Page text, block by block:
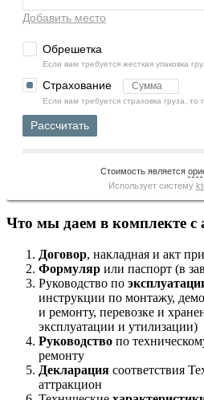
Добавить место
Обрешетка
Если вам требуется жесткая упаковка
Страхование
Если вам требуется страховка груза, то
Рассчитать
Стоимость является
Использует систему
Что мы даем в комплекте с
Договор, накладная и акт
Формуляр или паспорт (в
Руководство по
инструкции по монтажу,
и ремонту, перевозке и
эксплуатации и утилизации)
Руководство по
ремонту
Декларация соответствия
аттракцион